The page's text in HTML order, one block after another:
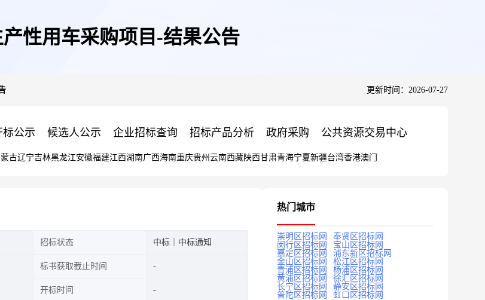
产性用车采购项目-结果公告
更新时间：2026-07-27
标公示 候选人公示 企业招标查询 招标产品分析 政府采购 公共资源交易中心
古辽宁吉林黑龙江安徽福建江西湖南广西海南重庆贵州 云南西藏陕西甘肃青海宁夏新疆台湾香港澳门
招标状态 中标｜中标通知
标书获取截止时间
开标时间
热门城市
崇明区招标网
奉贤区招标网
闵行区招标网
宝山区招标网
嘉定区招标网
浦东新区招标网
金山区招标网
松江区招标网
青浦区招标网
杨浦区招标网
黄浦区招标网
徐汇区招标网
长宁区招标网
静安区招标网
普陀区招标网
虹口区招标网